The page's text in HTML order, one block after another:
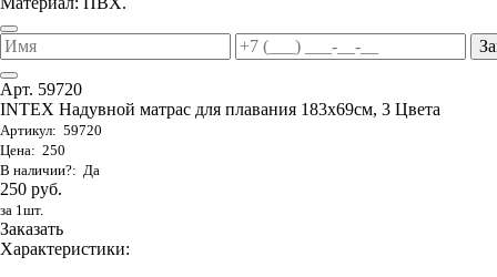
Арт. 59720
INTEX Надувной матрас для плавания 183х69см, 3 Цвета
Артикул: 59720
Цена: 250
В наличии?: Да
250 руб.
за 1шт.
Заказать
Характеристики: